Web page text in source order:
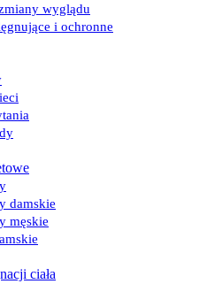
wyglądu
i ochronne
damskie
męskie
ciała